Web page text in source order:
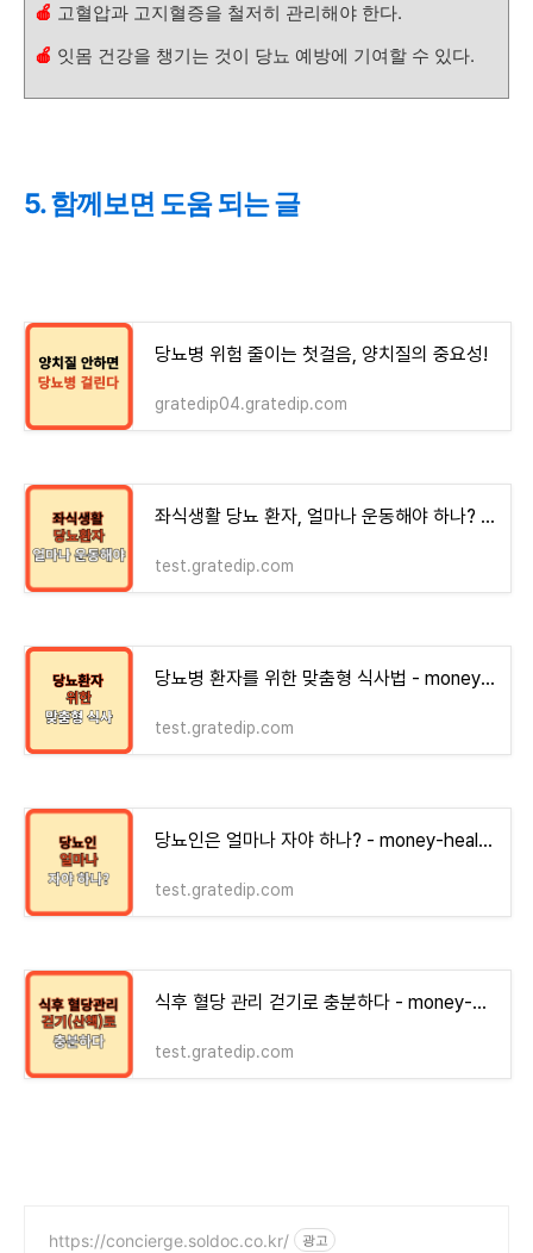
🍎 고혈압과 고지혈증을 철저히 관리해야 한다.
🍎 잇몸 건강을 챙기는 것이 당뇨 예방에 기여할 수 있다.
5. 함께보면 도움 되는 글
당뇨병 위험 줄이는 첫걸음, 양치질의 중요성!
gratedip04.gratedip.com
좌식생활 당뇨 환자, 얼마나 운동해야 하나? - money-health
test.gratedip.com
당뇨병 환자를 위한 맞춤형 식사법 - money-health
test.gratedip.com
당뇨인은 얼마나 자야 하나? - money-health
test.gratedip.com
식후 혈당 관리 걷기로 충분하다 - money-health
test.gratedip.com
https://concierge.soldoc.co.kr/ 광고